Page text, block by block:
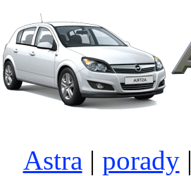
Astra | porady|